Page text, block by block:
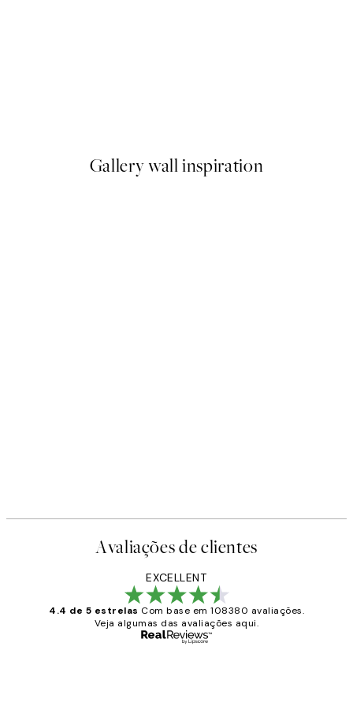
Gallery wall inspiration
Avaliações de clientes
EXCELLENT
4.4 de 5 estrelas Com base em 108380 avaliações.
Veja algumas das avaliações aqui.